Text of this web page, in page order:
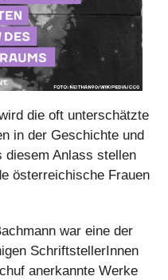
die oft unterschätzte
in der Geschichte und
diesem Anlass stellen
österreichische Frauen
war eine der
SchriftstellerInnen
anerkannte Werke